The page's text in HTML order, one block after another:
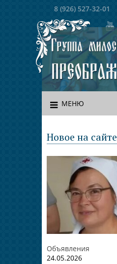
8 (926) 527-32-01
МЕНЮ
Новое на сайте
Объявления
24.05.2026